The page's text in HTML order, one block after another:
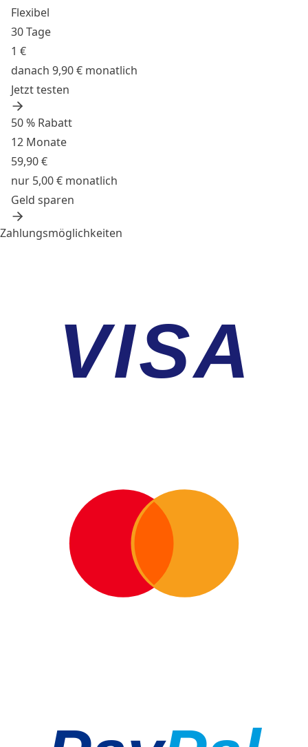
Flexibel
30 Tage
1 €
danach 9,90 € monatlich
Jetzt testen
50 % Rabatt
12 Monate
59,90 €
nur 5,00 € monatlich
Geld sparen
Zahlungsmöglichkeiten
VISA